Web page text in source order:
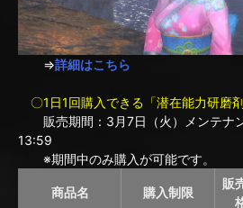
⇒詳細はこちら
〇1日1回購入できる「潜在能力研磨
販売期間：3月7日（火）メンテナン
13:59
※期間中のみ購入が可能です。
商品名 購入制限
販